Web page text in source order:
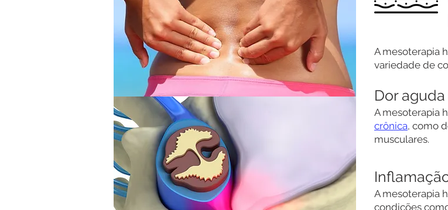
A mesoterapia
variedade de
Dor
A mesoterapia
crônica, como
musculares.
A mesoterapia
condições